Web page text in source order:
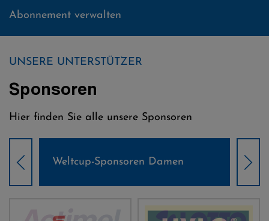
Abonnement verwalten
UNSERE UNTERSTÜTZER
Sponsoren
Hier finden Sie alle unsere Sponsoren
Weltcup-Sponsoren Damen